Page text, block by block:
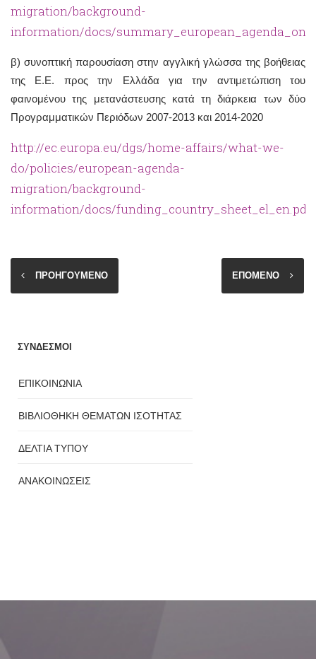
migration/background-
information/docs/
β) συνοπτική παρουσίαση στην αγγλική γλώσσα της βοήθειας
της Ε.Ε. προς την Ελλάδα για την αντιμετώπιση του
φαινομένου της μετανάστευσης κατά τη διάρκεια των δύο
Προγραμματικών Περιόδων 2007-2013 και 2014-2020
http://ec.europa.eu/dgs/home-affairs/what-we-
do/policies/european-agenda-
migration/background-
information/docs/funding_country_sheet_el_en.pdf
ΠΡΟΗΓΟΥΜΕΝΟ ΕΠΟΜΕΝΟ
ΣΥΝΔΕΣΜΟΙ
ΕΠΙΚΟΙΝΩΝΙΑ
ΒΙΒΛΙΟΘΗΚΗ ΘΕΜΑΤΩΝ ΙΣΟΤΗΤΑΣ
ΔΕΛΤΙΑ ΤΥΠΟΥ
ΑΝΑΚΟΙΝΩΣΕΙΣ